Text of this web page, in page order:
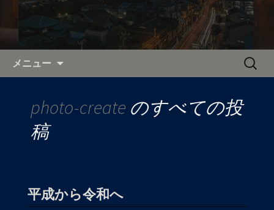
メニュー
検
photo-create のすべての投
稿
平成から令和へ